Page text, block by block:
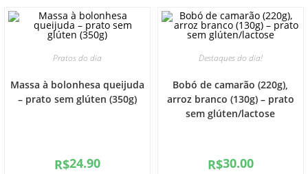
Pratos do dia
Massa à bolonhesa queijuda
– prato sem glúten (350g)
R$24.90
Destaques do dia!
Bobó de camarão (220g),
arroz branco (130g) – prato
sem glúten/lactose
R$30.00